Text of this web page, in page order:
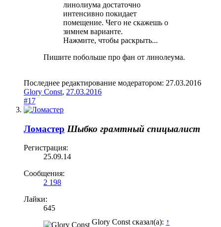
линолиума достаточно
интенсивно покидает
помещение. Чего не скажешь о
зимнем варианте.
Нажмите, чтобы раскрыть...
Пишите побольше про фан от линолеума.
Последнее редактирование модератором: 27.03.2016
Glory Const, 27.03.2016
#17
Ломастер Шыбко грамтный спицыалист
Регистрация:
25.09.14
Сообщения:
2 198
Лайки:
645
Glory Const сказал(а): ↑